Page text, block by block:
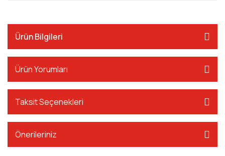
Ürün Bilgileri
Ürün Yorumları
Taksit Seçenekleri
Önerileriniz